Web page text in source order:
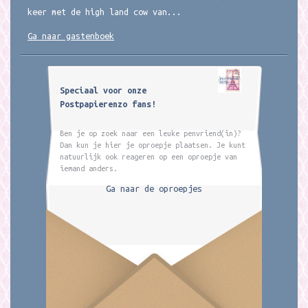
keer met de high land cow van...
Ga naar gastenboek
Speciaal voor onze
Postpapierenzo fans!
Ben je op zoek naar een leuke penvriend(in)?
Dan kun je hier je oproepje plaatsen. Je kunt
natuurlijk ook reageren op een oproepje van
iemand anders.
Ga naar de oproepjes